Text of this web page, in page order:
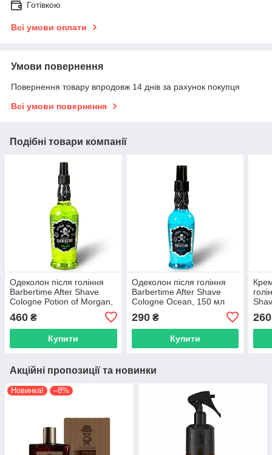
Готівкою
Всі умови оплати
Умови повернення
Повернення товару впродовж 14 днів за рахунок покупця
Всі умови повернення
Подібні товари компанії
Одеколон після гоління
Barbertime After Shave
Cologne Potion of Morgan,
460 ₴
Купити
Одеколон після гоління
Barbertime After Shave
Cologne Ocean, 150 мл
290₴
Купити
260
Акційні пропозиції та новинки
Новинка! –8%